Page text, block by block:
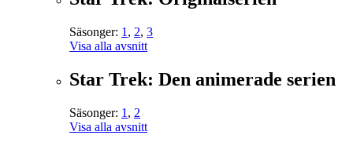
Säsonger: 1 , 2, 3
Visa alla avsnitt
Star Trek: Den animerade serien
Säsonger: 1 , 2
Visa alla avsnitt